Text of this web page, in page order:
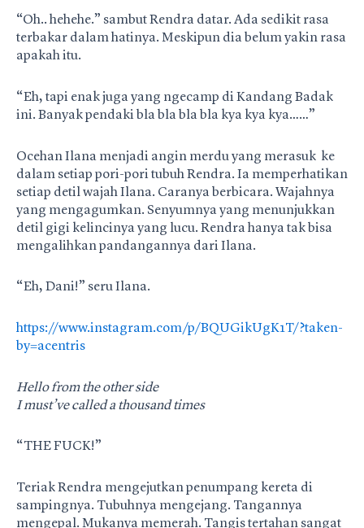
“Oh.. hehehe.” sambut Rendra datar. Ada sedikit rasa
terbakar dalam hatinya. Meskipun dia belum yakin rasa
apakah itu.
“Eh, tapi enak juga yang ngecamp di Kandang Badak
ini. Banyak pendaki bla bla bla bla kya kya kya……”
Ocehan Ilana menjadi angin merdu yang merasuk ke
dalam setiap pori-pori tubuh Rendra. Ia memperhatikan
setiap detil wajah Ilana. Caranya berbicara. Wajahnya
yang mengagumkan. Senyumnya yang menunjukkan
detil gigi kelincinya yang lucu. Rendra hanya tak bisa
mengalihkan pandangannya dari Ilana.
“Eh, Dani!” seru Ilana.
https://www.instagram.com/p/BQUGikUgK1T/?taken-
by=acentris
Hello from the other side
I must’ve called a thousand times
“THE FUCK!”
Teriak Rendra mengejutkan penumpang kereta di
sampingnya. Tubuhnya mengejang. Tangannya
mengepal. Mukanya memerah. Tangis tertahan sangat